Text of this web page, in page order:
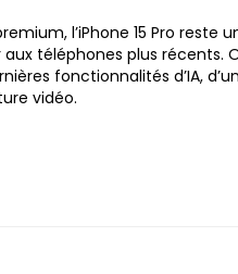
l’iPhone 15 Pro
téléphones plus récents.
fonctionnalités d’IA,
vidéo.